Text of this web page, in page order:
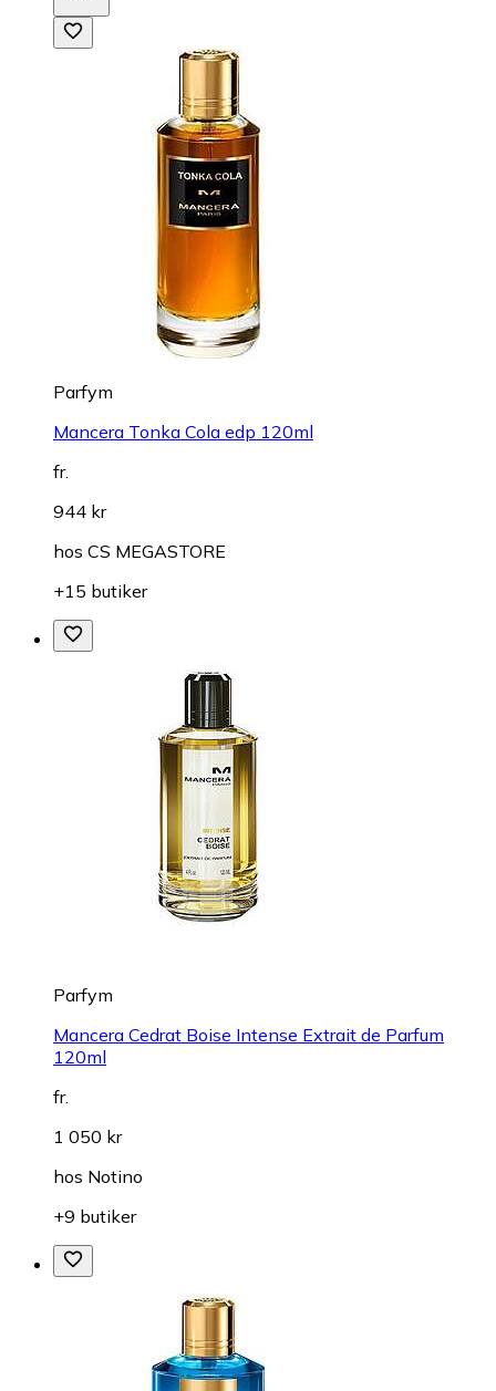
Parfym
Mancera Tonka Cola edp 120ml
fr.
944 kr
hos CS MEGASTORE
+15 butiker
Parfym
Mancera Cedrat Boise Intense Extrait de Parfum
120ml
fr.
1 050 kr
hos Notino
+9 butiker